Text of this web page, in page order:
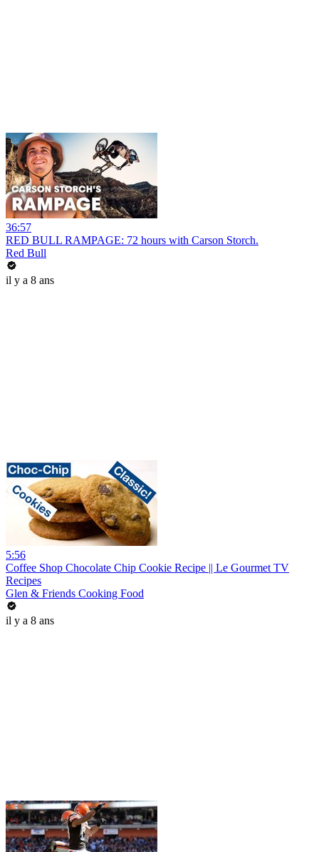
36:57
RED BULL RAMPAGE: 72 hours with Carson Storch.
Red Bull
il y a 8 ans
5:56
Coffee Shop Chocolate Chip Cookie Recipe || Le Gourmet TV
Recipes
Glen & Friends Cooking Food
il y a 8 ans